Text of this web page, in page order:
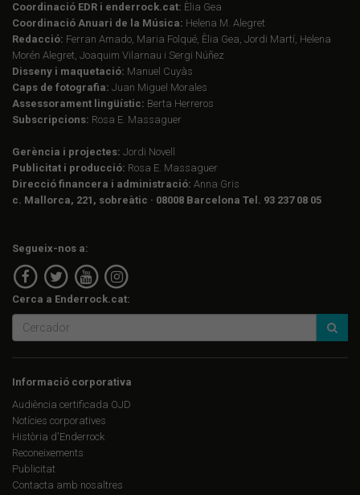
Coordinació EDR i enderrock.cat: Èlia Gea
Coordinació Anuari de la Música: Helena M. Alegret
Redacció: Ferran Amado, Maria Folqué, Èlia Gea, Jordi Martí, Helena
Morén Alegret, Joaquim Vilarnau i Sergi Núñez
Disseny i maquetació: Manuel Cuyàs
Caps de fotografia: Juan Miguel Morales
Assessorament lingüístic: Berta Herreros
Subscripcions: Rosa E. Massaguer
Gerència i projectes: Jordi Novell
Publicitat i producció: Rosa E. Massaguer
Direcció financera i administració: Anna Gris
c. Mallorca, 221, sobreàtic · 08008 Barcelona Tel. 93 237 08 05
Segueix-nos a:
Cerca a Enderrock.cat:
Informació corporativa
Audiència certificada OJD
Notícies corporatives
Història d'Enderrock
Reconeixements
Publicitat
Contacta amb nosaltres